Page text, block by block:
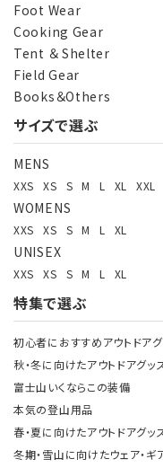
カテゴリー
Foot Wear
Cooking Gear
Tent ＆ Shelter
Field Gear
Books＆Others
サイズで選ぶ
MENS
XXS XS S M L XL XXL
WOMENS
XXS XS S M L XL
UNISEX
XXS XS S M L XL
特集で選ぶ
初心者におすすめアウトドア
秋・冬に向けたアウトドアグッ
富士山いくならこの装備
本気の登山用品
春・夏に向けたアウトドアグッ
冬期・雪山に向けたウェア・ギ